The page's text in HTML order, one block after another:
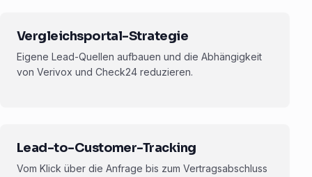
Vergleichsportal-Strategie
Eigene Lead-Quellen aufbauen und die Abhängigkeit
von Verivox und Check24 reduzieren.
Lead-to-Customer-Tracking
Vom Klick über die Anfrage bis zum Vertragsabschluss